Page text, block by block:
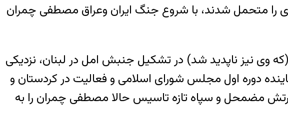
را متحمل شدند، با شروع جنگ ایران وعراق مصطفی چمران
وی نیز ناپدید شد) در تشکیل جنبش امل در لبنان، نزدیکی
دوره اول مجلس شورای اسلامی و فعالیت در کردستان و
مضمحل و سپاه تازه تاسیس حالا مصطفی چمران را به